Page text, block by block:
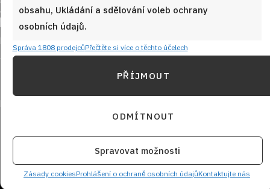
obsahu, Ukládání a sdělování voleb ochrany
osobních údajů.
Správa 1808 prodejcůPřečtěte si více o těchto účelech
PŘÍJMOUT
ODMÍTNOUT
Spravovat možnosti
Zásady cookiesProhlášení o ochraně osobních údajůKontaktujte nás
Sledujte nás!
NEZMEŠKEJTE ŽÁDNÝ RECEPT!